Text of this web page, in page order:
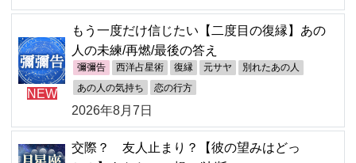
NEW
もう一度だけ信じたい【二度目の復縁】あの
人の未練/再燃/最後の答え
彌彌告 西洋占星術 復縁 元サヤ 別れたあの人
あの人の気持ち 恋の行方
2026年8月7日
交際？ 友人止まり？【彼の望みはどっ